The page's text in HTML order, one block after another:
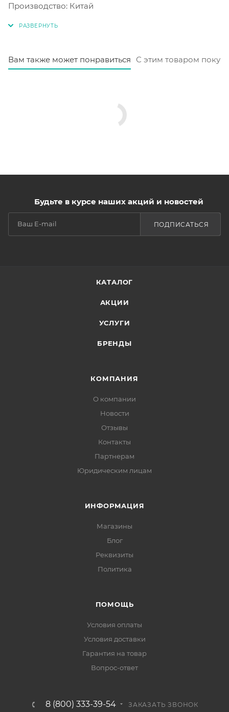
Производство: Китай
Вам также может понравиться С этим товаром
Будьте в курсе наших акций и новостей
ПОДПИСАТЬСЯ
КАТАЛОГ
АКЦИИ
УСЛУГИ
БРЕНДЫ
КОМПАНИЯ
О компании
Новости
Отзывы
Контакты
Партнерам
Юридическим лицам
ИНФОРМАЦИЯ
Магазины
Блог
Реквизиты
Политика
ПОМОЩЬ
Условия оплаты
Условия доставки
Гарантия на товар
Вопрос-ответ
8 (800) 333-39-54 ЗАКАЗАТЬ ЗВОНОК